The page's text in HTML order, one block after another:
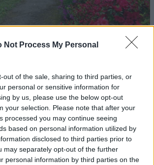
Not Process My Personal
out of the sale, sharing to third parties, or
personal or sensitive information for
by us, please use the below opt-out
your selection. Please note that after your
processed you may continue seeing
based on personal information utilized by
disclosed to third parties prior to
may separately opt-out of the further
personal information by third parties on the
gyönyörű növényekkel, így arborétumokkal
érdemes minél többet felkeresni.
magad őszibarack: itt vannak
lelőhelyek!